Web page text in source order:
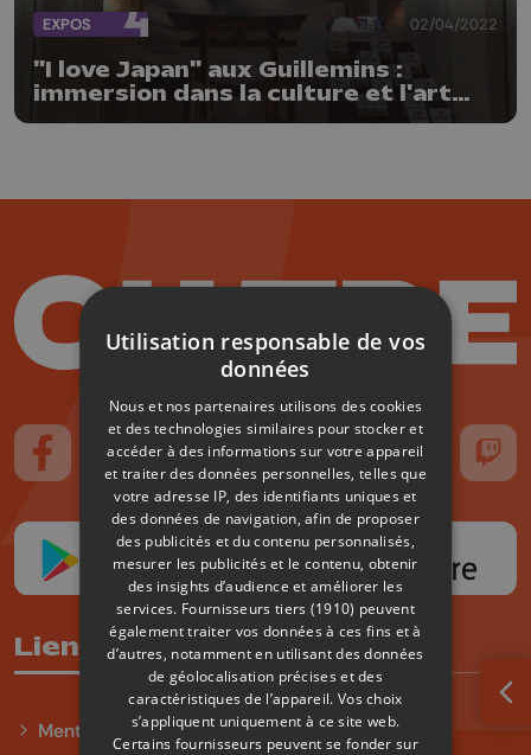
EXPOS 02/04/2022
"I love Japan" aux Guillemins :
immersion dans la culture et l'art
nippon
Suivez-nous sur FaceBook
Suivez-nous sur Instagram
Suivez-nous sur TikTokSuivez-nous sur YouTube
Suivez-nous
Liens utiles
Mentions légales
Utilisation responsable de vos
données
Nous et nos partenaires utilisons des cookies
et des technologies similaires pour stocker et
accéder à des informations sur votre appareil
et traiter des données personnelles, telles que
votre adresse IP, des identifiants uniques et
des données de navigation, afin de proposer
des publicités et du contenu personnalisés,
mesurer les publicités et le contenu, obtenir
des insights d’audience et améliorer les
services. Fournisseurs tiers (1910) peuvent
également traiter vos données à ces fins et à
d’autres, notamment en utilisant des données
de géolocalisation précises et des
caractéristiques de l’appareil. Vos choix
s’appliquent uniquement à ce site web.
Certains fournisseurs peuvent se fonder sur